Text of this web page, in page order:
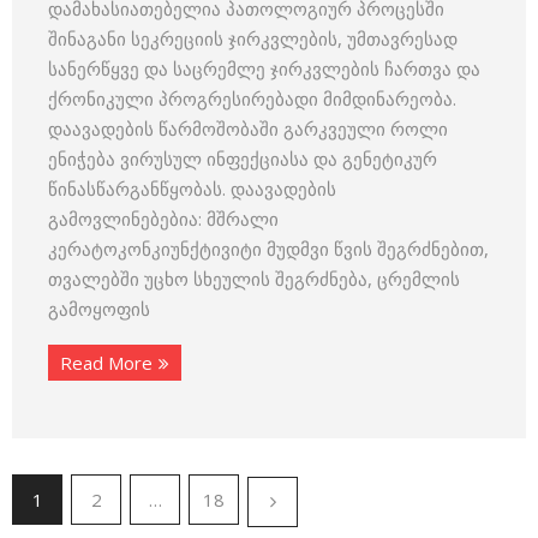
დამახასიათებელია პათოლოგიურ პროცესში
შინაგანი სეკრეციის ჯირკვლების, უმთავრესად
სანერწყვე და საცრემლე ჯირკვლების ჩართვა და
ქრონიკული პროგრესირებადი მიმდინარეობა.
დაავადების წარმოშობაში გარკვეული როლი
ენიჭება ვირუსულ ინფექციასა და გენეტიკურ
წინასწარგანწყობას. დაავადების
გამოვლინებებია: მშრალი
კერატოკონკიუნქტივიტი მუდმვი წვის შეგრძნებით,
თვალებში უცხო სხეულის შეგრძნება, ცრემლის
გამოყოფის
Read More
1 2 … 18